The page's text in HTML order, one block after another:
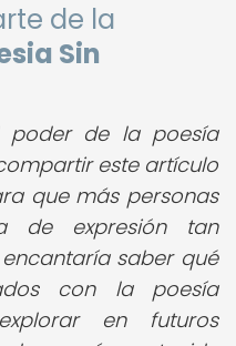
de la
Sin
de la poesía
este artículo
que más personas
de expresión tan
encantaría saber qué
con la poesía
en futuros